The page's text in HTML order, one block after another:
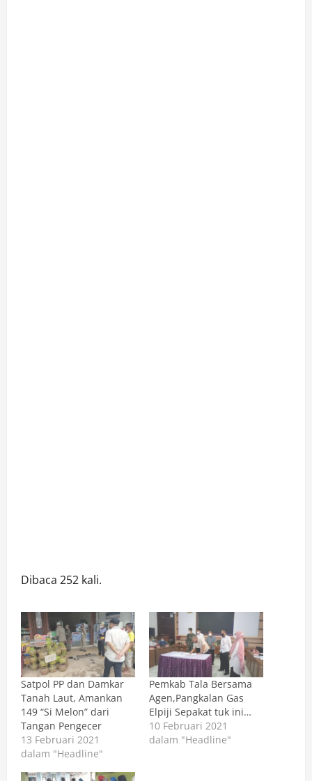
Dibaca 252 kali.
Satpol PP dan Damkar
Tanah Laut, Amankan
149 “Si Melon” dari
Tangan Pengecer
13 Februari 2021
dalam "Headline"
Pemkab Tala Bersama
Agen,Pangkalan Gas
Elpiji Sepakat tuk ini…
10 Februari 2021
dalam "Headline"